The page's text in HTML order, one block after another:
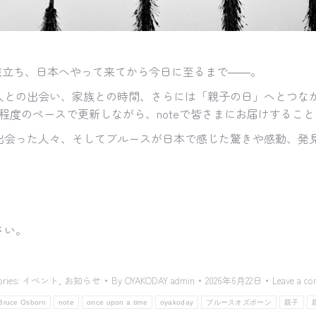
ち、日本へやって来てから今日に至るまで――。
の出会い、家族との時間、さらには「親子の日」へとつな
度のペースで更新しながら、noteで皆さまにお届けすること
った人々、そしてブルースが日本で感じた驚きや感動、発
。
イベント , お知らせ By OYAKODAY admin 2026年6月22日
Leave a
Osborn note once upon a time oyakoday ブルースオズボーン 親子